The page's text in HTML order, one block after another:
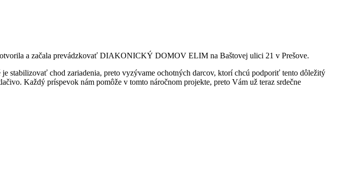
a začala prevádzkovať DIAKONICKÝ DOMOV ELIM na Baštovej ulici 21 v Prešove.
stabilizovať chod zariadenia, preto vyzývame ochotných darcov, ktorí chcú podporiť tento dôležitý
Každý príspevok nám pomôže v tomto náročnom projekte, preto Vám už teraz srdečne